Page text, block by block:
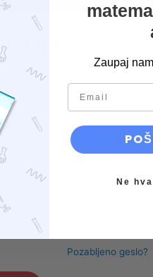
Prijava
ime ali e-pošta
Pozabljeno geslo?
Zaupaj
email
Ne